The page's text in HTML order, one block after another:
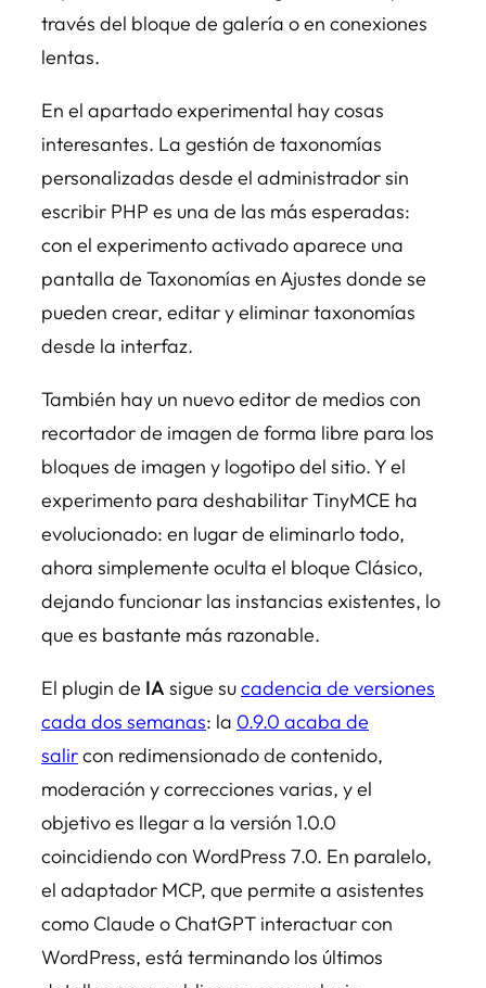
través del bloque de galería o en conexiones
lentas.
En el apartado experimental hay cosas
interesantes. La gestión de taxonomías
personalizadas desde el administrador sin
escribir PHP es una de las más esperadas:
con el experimento activado aparece una
pantalla de Taxonomías en Ajustes donde se
pueden crear, editar y eliminar taxonomías
desde la interfaz.
También hay un nuevo editor de medios con
recortador de imagen de forma libre para los
bloques de imagen y logotipo del sitio. Y el
experimento para deshabilitar TinyMCE ha
evolucionado: en lugar de eliminarlo todo,
ahora simplemente oculta el bloque Clásico,
dejando funcionar las instancias existentes, lo
que es bastante más razonable.
El plugin de IA sigue sucadencia de versiones
cada dos semanas: la 0.9.0 acaba de
salircon redimensionado de contenido,
moderación y correcciones varias, y el
objetivo es llegar a la versión 1.0.0
coincidiendo con WordPress 7.0. En paralelo,
el adaptador MCP, que permite a asistentes
como Claude o ChatGPT interactuar con
WordPress, está terminando los últimos